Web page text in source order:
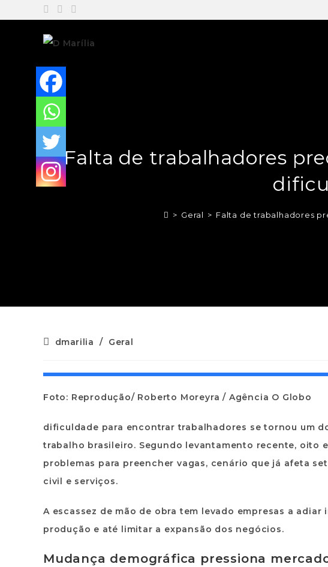
Falta de trabalhadores
> Geral > Falta de trabalhadores
dmarilia / Geral
Foto: Reprodução/ Roberto Moreyra / Agência O Globo
dificuldade para encontrar trabalhadores se tornou um
trabalho brasileiro. Segundo levantamento recente, oito
problemas para preencher vagas, cenário que já afeta
civil e serviços.
A escassez de mão de obra tem levado empresas a
produção e até limitar a expansão dos negócios.
Mudança demográfica pressiona